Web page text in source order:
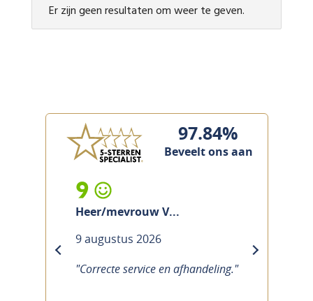
Er zijn geen resultaten om weer te geven.
97.84%
Beveelt ons aan
9
Heer/mevrouw V...
9 augustus 2026
"Correcte service en afhandeling."
next